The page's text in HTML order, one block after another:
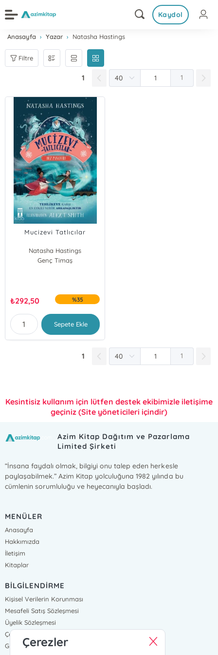
Kaydol
Anasayfa Yazar Natasha Hastings
Filtre
1 1
Mucizevi Tatlıcılar
Natasha Hastings
Genç Timaş
₺292,50 %35
Sepete Ekle
1 1
Kesintisiz kullanım için lütfen destek ekibimizle iletişime
geçiniz (Site yöneticileri içindir)
Azim Kitap Dağıtım ve Pazarlama
Limited Şirketi
“İnsana faydalı olmak, bilgiyi onu talep eden herkesle
paylaşabilmek.” Azim Kitap yolculuğuna 1982 yılında bu
cümlenin sorumluluğu ve heyecanıyla başladı.
MENÜLER
Anasayfa
Hakkımızda
İletişim
Kitaplar
BİLGİLENDİRME
Kişisel Verilerin Korunması
Mesafeli Satış Sözleşmesi
Üyelik Sözleşmesi
Çerez Politikası
Gizlilik Ve Güvenlik
Çerezler